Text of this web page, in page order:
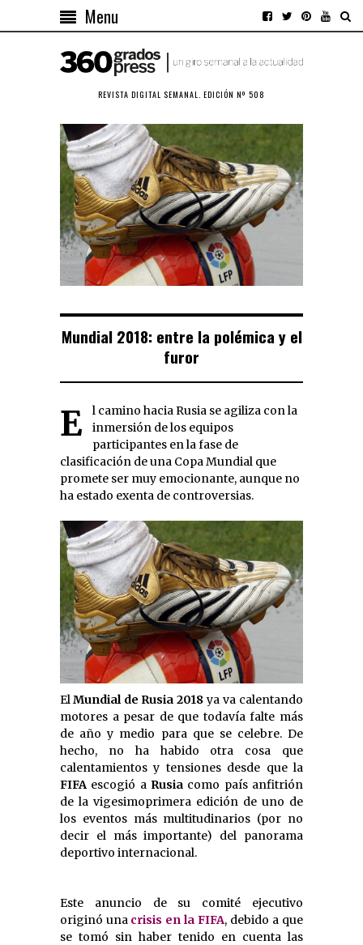
Menu
REVISTA DIGITAL SEMANAL. EDICIÓN Nº 508
Mundial 2018: entre la polémica y el
furor
El camino hacia Rusia se agiliza con la
inmersión de los equipos
participantes en la fase de
clasificación de una Copa Mundial que
promete ser muy emocionante, aunque no
ha estado exenta de controversias.
El Mundial de Rusia 2018ya va calentando
motores a pesar de que todavía falte más
de año y medio para que se celebre. De
hecho, no ha habido otra cosa que
calentamientos y tensiones desde que la
FIFA escogió a Rusia como país anfitrión
de la vigesimoprimera edición de uno de
los eventos más multitudinarios (por no
decir el más importante) del panorama
deportivo internacional.
Este anuncio de su comité ejecutivo
originó una crisis en la FIFA, debido a que
se tomó sin haber tenido en cuenta las